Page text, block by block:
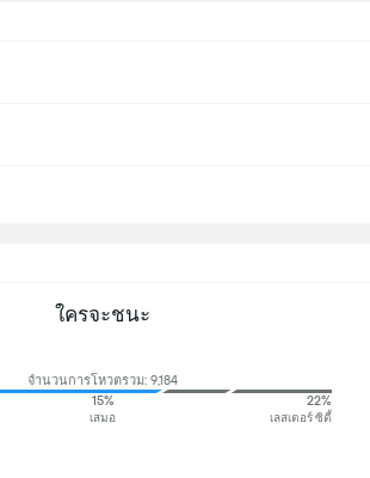
ใครจะชนะ
จำนวนการโหวตรวม: 9,184
15%
เสมอ
22%
เลสเตอร์ ซิตี้